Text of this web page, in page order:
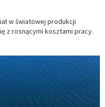
w światowej produkcji
z rosnącymi kosztami pracy.